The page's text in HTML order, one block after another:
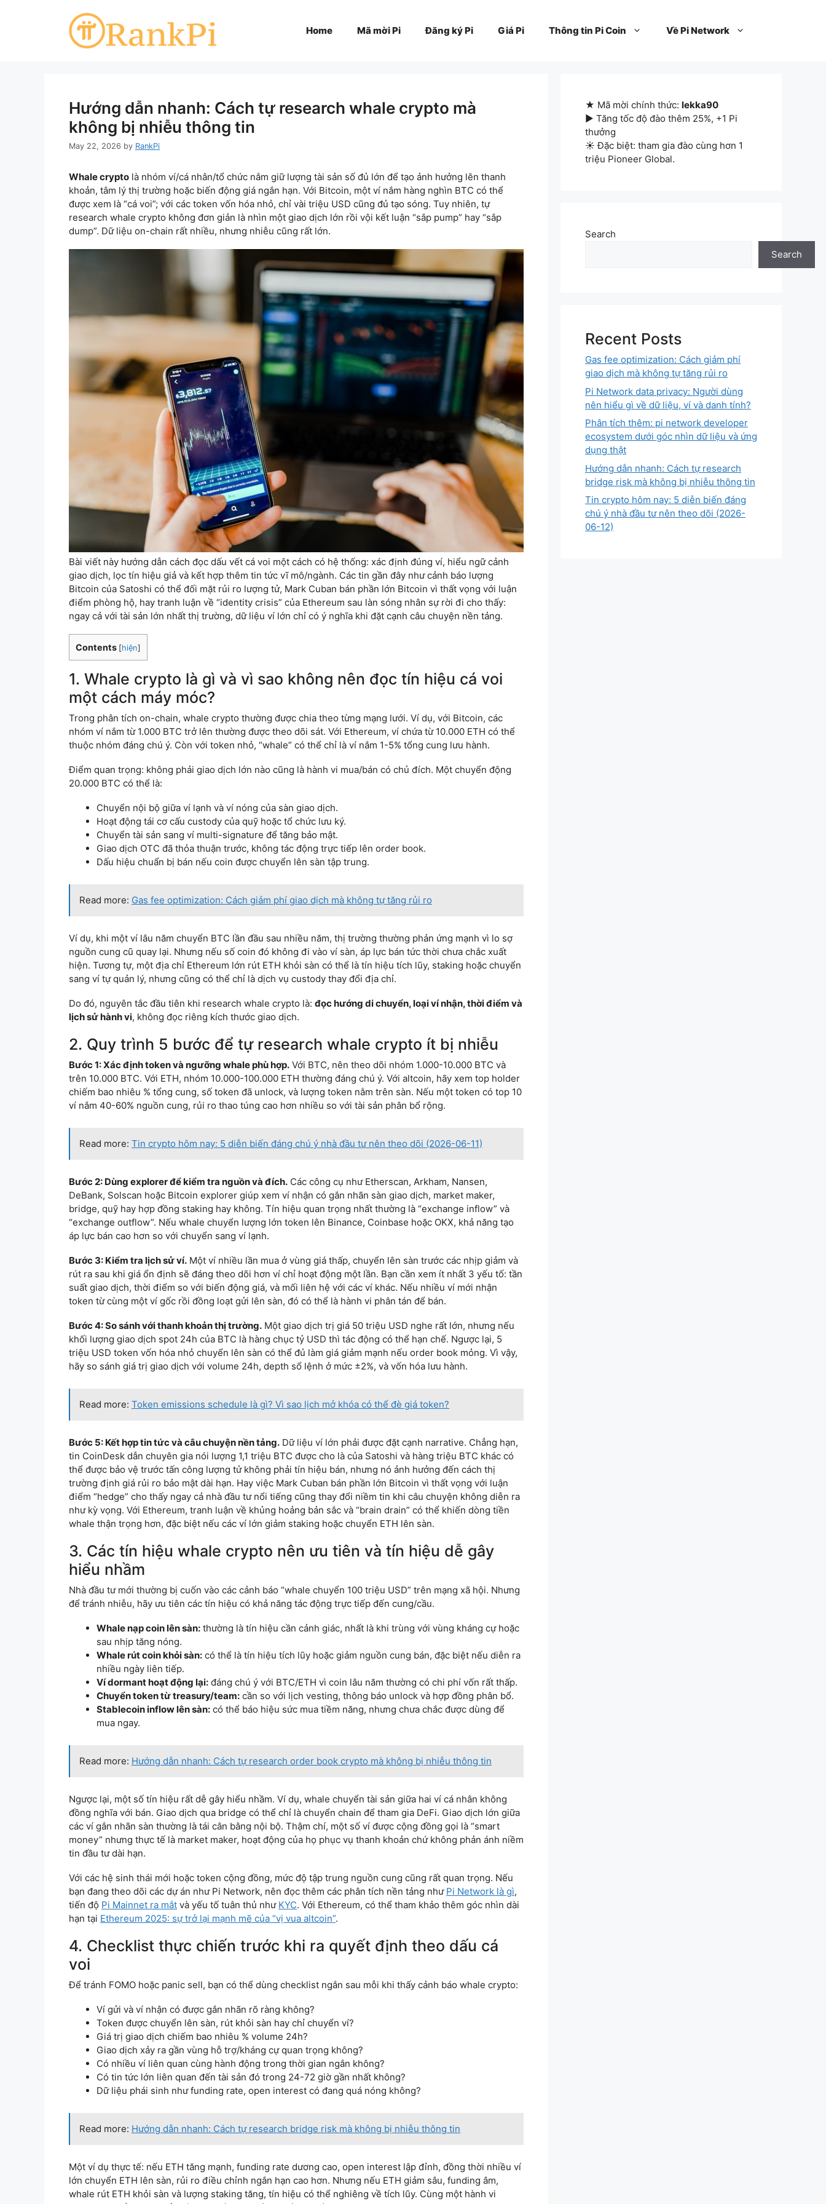
Home Mã mời Pi Đăng ký Pi Giá Pi Thông tin Pi Coin Về Pi Network
Hướng dẫn nhanh: Cách tự research whale crypto mà
không bị nhiễu thông tin
May 22, 2026 by RankPi
Whale crypto là nhóm ví/cá nhân/tổ chức nắm giữ lượng tài sản số đủ lớn để tạo ảnh hưởng lên thanh
khoản, tâm lý thị trường hoặc biến động giá ngắn hạn. Với Bitcoin, một ví nắm hàng nghìn BTC có thể
được xem là “cá voi”; với các token vốn hóa nhỏ, chỉ vài triệu USD cũng đủ tạo sóng. Tuy nhiên, tự
research whale crypto không đơn giản là nhìn một giao dịch lớn rồi vội kết luận “sắp pump” hay “sắp
dump”. Dữ liệu on-chain rất nhiều, nhưng nhiễu cũng rất lớn.
Bài viết này hướng dẫn cách đọc dấu vết cá voi một cách có hệ thống: xác định đúng ví, hiểu ngữ cảnh
giao dịch, lọc tín hiệu giả và kết hợp thêm tin tức vĩ mô/ngành. Các tin gần đây như cảnh báo lượng
Bitcoin của Satoshi có thể đối mặt rủi ro lượng tử, Mark Cuban bán phần lớn Bitcoin vì thất vọng với luận
điểm phòng hộ, hay tranh luận về “identity crisis” của Ethereum sau làn sóng nhân sự rời đi cho thấy:
ngay cả với tài sản lớn nhất thị trường, dữ liệu ví lớn chỉ có ý nghĩa khi đặt cạnh câu chuyện nền tảng.
Contents [hiện]
1. Whale crypto là gì và vì sao không nên đọc tín hiệu cá voi
một cách máy móc?
Trong phân tích on-chain, whale crypto thường được chia theo từng mạng lưới. Ví dụ, với Bitcoin, các
nhóm ví nắm từ 1.000 BTC trở lên thường được theo dõi sát. Với Ethereum, ví chứa từ 10.000 ETH có thể
thuộc nhóm đáng chú ý. Còn với token nhỏ, “whale” có thể chỉ là ví nắm 1-5% tổng cung lưu hành.
Điểm quan trọng: không phải giao dịch lớn nào cũng là hành vi mua/bán có chủ đích. Một chuyển động
20.000 BTC có thể là:
Chuyển nội bộ giữa ví lạnh và ví nóng của sàn giao dịch.
Hoạt động tái cơ cấu custody của quỹ hoặc tổ chức lưu ký.
Chuyển tài sản sang ví multi-signature để tăng bảo mật.
Giao dịch OTC đã thỏa thuận trước, không tác động trực tiếp lên order book.
Dấu hiệu chuẩn bị bán nếu coin được chuyển lên sàn tập trung.
Read more: Gas fee optimization: Cách giảm phí giao dịch mà không tự tăng rủi ro
Ví dụ, khi một ví lâu năm chuyển BTC lần đầu sau nhiều năm, thị trường thường phản ứng mạnh vì lo sợ
nguồn cung cũ quay lại. Nhưng nếu số coin đó không đi vào ví sàn, áp lực bán tức thời chưa chắc xuất
hiện. Tương tự, một địa chỉ Ethereum lớn rút ETH khỏi sàn có thể là tín hiệu tích lũy, staking hoặc chuyển
sang ví tự quản lý, nhưng cũng có thể chỉ là dịch vụ custody thay đổi địa chỉ.
Do đó, nguyên tắc đầu tiên khi research whale crypto là: đọc hướng di chuyển, loại ví nhận, thời điểm và
lịch sử hành vi, không đọc riêng kích thước giao dịch.
2. Quy trình 5 bước để tự research whale crypto ít bị nhiễu
Bước 1: Xác định token và ngưỡng whale phù hợp. Với BTC, nên theo dõi nhóm 1.000-10.000 BTC và
trên 10.000 BTC. Với ETH, nhóm 10.000-100.000 ETH thường đáng chú ý. Với altcoin, hãy xem top holder
chiếm bao nhiêu % tổng cung, số token đã unlock, và lượng token nằm trên sàn. Nếu một token có top 10
ví nắm 40-60% nguồn cung, rủi ro thao túng cao hơn nhiều so với tài sản phân bổ rộng.
Read more: Tin crypto hôm nay: 5 diễn biến đáng chú ý nhà đầu tư nên theo dõi (2026-06-11)
Bước 2: Dùng explorer để kiểm tra nguồn và đích. Các công cụ như Etherscan, Arkham, Nansen,
DeBank, Solscan hoặc Bitcoin explorer giúp xem ví nhận có gắn nhãn sàn giao dịch, market maker,
bridge, quỹ hay hợp đồng staking hay không. Tín hiệu quan trọng nhất thường là “exchange inflow” và
“exchange outflow”. Nếu whale chuyển lượng lớn token lên Binance, Coinbase hoặc OKX, khả năng tạo
áp lực bán cao hơn so với chuyển sang ví lạnh.
Bước 3: Kiểm tra lịch sử ví. Một ví nhiều lần mua ở vùng giá thấp, chuyển lên sàn trước các nhịp giảm và
rút ra sau khi giá ổn định sẽ đáng theo dõi hơn ví chỉ hoạt động một lần. Bạn cần xem ít nhất 3 yếu tố: tần
suất giao dịch, thời điểm so với biến động giá, và mối liên hệ với các ví khác. Nếu nhiều ví mới nhận
token từ cùng một ví gốc rồi đồng loạt gửi lên sàn, đó có thể là hành vi phân tán để bán.
Bước 4: So sánh với thanh khoản thị trường. Một giao dịch trị giá 50 triệu USD nghe rất lớn, nhưng nếu
khối lượng giao dịch spot 24h của BTC là hàng chục tỷ USD thì tác động có thể hạn chế. Ngược lại, 5
triệu USD token vốn hóa nhỏ chuyển lên sàn có thể đủ làm giá giảm mạnh nếu order book mỏng. Vì vậy,
hãy so sánh giá trị giao dịch với volume 24h, depth sổ lệnh ở mức ±2%, và vốn hóa lưu hành.
Read more: Token emissions schedule là gì? Vì sao lịch mở khóa có thể đè giá token?
Bước 5: Kết hợp tin tức và câu chuyện nền tảng. Dữ liệu ví lớn phải được đặt cạnh narrative. Chẳng hạn,
tin CoinDesk dẫn chuyên gia nói lượng 1,1 triệu BTC được cho là của Satoshi và hàng triệu BTC khác có
thể được bảo vệ trước tấn công lượng tử không phải tín hiệu bán, nhưng nó ảnh hưởng đến cách thị
trường định giá rủi ro bảo mật dài hạn. Hay việc Mark Cuban bán phần lớn Bitcoin vì thất vọng với luận
điểm “hedge” cho thấy ngay cả nhà đầu tư nổi tiếng cũng thay đổi niềm tin khi câu chuyện không diễn ra
như kỳ vọng. Với Ethereum, tranh luận về khủng hoảng bản sắc và “brain drain” có thể khiến dòng tiền
whale thận trọng hơn, đặc biệt nếu các ví lớn giảm staking hoặc chuyển ETH lên sàn.
3. Các tín hiệu whale crypto nên ưu tiên và tín hiệu dễ gây
hiểu nhầm
Nhà đầu tư mới thường bị cuốn vào các cảnh báo “whale chuyển 100 triệu USD” trên mạng xã hội. Nhưng
để tránh nhiễu, hãy ưu tiên các tín hiệu có khả năng tác động trực tiếp đến cung/cầu.
Whale nạp coin lên sàn: thường là tín hiệu cần cảnh giác, nhất là khi trùng với vùng kháng cự hoặc
sau nhịp tăng nóng.
Whale rút coin khỏi sàn: có thể là tín hiệu tích lũy hoặc giảm nguồn cung bán, đặc biệt nếu diễn ra
nhiều ngày liên tiếp.
Ví dormant hoạt động lại: đáng chú ý với BTC/ETH vì coin lâu năm thường có chi phí vốn rất thấp.
Chuyển token từ treasury/team: cần so với lịch vesting, thông báo unlock và hợp đồng phân bổ.
Stablecoin inflow lên sàn: có thể báo hiệu sức mua tiềm năng, nhưng chưa chắc được dùng để
mua ngay.
Read more: Hướng dẫn nhanh: Cách tự research order book crypto mà không bị nhiễu thông tin
Ngược lại, một số tín hiệu rất dễ gây hiểu nhầm. Ví dụ, whale chuyển tài sản giữa hai ví cá nhân không
đồng nghĩa với bán. Giao dịch qua bridge có thể chỉ là chuyển chain để tham gia DeFi. Giao dịch lớn giữa
các ví gắn nhãn sàn thường là tái cân bằng nội bộ. Thậm chí, một số ví được cộng đồng gọi là “smart
money” nhưng thực tế là market maker, hoạt động của họ phục vụ thanh khoản chứ không phản ánh niềm
tin đầu tư dài hạn.
Với các hệ sinh thái mới hoặc token cộng đồng, mức độ tập trung nguồn cung cũng rất quan trọng. Nếu
bạn đang theo dõi các dự án như Pi Network, nên đọc thêm các phân tích nền tảng như Pi Network là gì,
tiến độ Pi Mainnet ra mắt và yếu tố tuân thủ như KYC. Với Ethereum, có thể tham khảo thêm góc nhìn dài
hạn tại Ethereum 2025: sự trở lại mạnh mẽ của “vị vua altcoin”.
4. Checklist thực chiến trước khi ra quyết định theo dấu cá
voi
Để tránh FOMO hoặc panic sell, bạn có thể dùng checklist ngắn sau mỗi khi thấy cảnh báo whale crypto:
Ví gửi và ví nhận có được gắn nhãn rõ ràng không?
Token được chuyển lên sàn, rút khỏi sàn hay chỉ chuyển ví?
Giá trị giao dịch chiếm bao nhiêu % volume 24h?
Giao dịch xảy ra gần vùng hỗ trợ/kháng cự quan trọng không?
Có nhiều ví liên quan cùng hành động trong thời gian ngắn không?
Có tin tức lớn liên quan đến tài sản đó trong 24-72 giờ gần nhất không?
Dữ liệu phái sinh như funding rate, open interest có đang quá nóng không?
Read more: Hướng dẫn nhanh: Cách tự research bridge risk mà không bị nhiễu thông tin
Một ví dụ thực tế: nếu ETH tăng mạnh, funding rate dương cao, open interest lập đỉnh, đồng thời nhiều ví
lớn chuyển ETH lên sàn, rủi ro điều chỉnh ngắn hạn cao hơn. Nhưng nếu ETH giảm sâu, funding âm,
whale rút ETH khỏi sàn và lượng staking tăng, tín hiệu có thể nghiêng về tích lũy. Cùng một hành vi
★ Mã mời chính thức: lekka90
▶ Tăng tốc độ đào thêm 25%, +1 Pi
thưởng
☀ Đặc biệt: tham gia đào cùng hơn 1
triệu Pioneer Global.
Search
Search
Recent Posts
Gas fee optimization: Cách giảm phí
giao dịch mà không tự tăng rủi ro
Pi Network data privacy: Người dùng
nên hiểu gì về dữ liệu, ví và danh tính?
Phân tích thêm: pi network developer
ecosystem dưới góc nhìn dữ liệu và ứng
dụng thật
Hướng dẫn nhanh: Cách tự research
bridge risk mà không bị nhiễu thông tin
Tin crypto hôm nay: 5 diễn biến đáng
chú ý nhà đầu tư nên theo dõi (2026-
06-12)